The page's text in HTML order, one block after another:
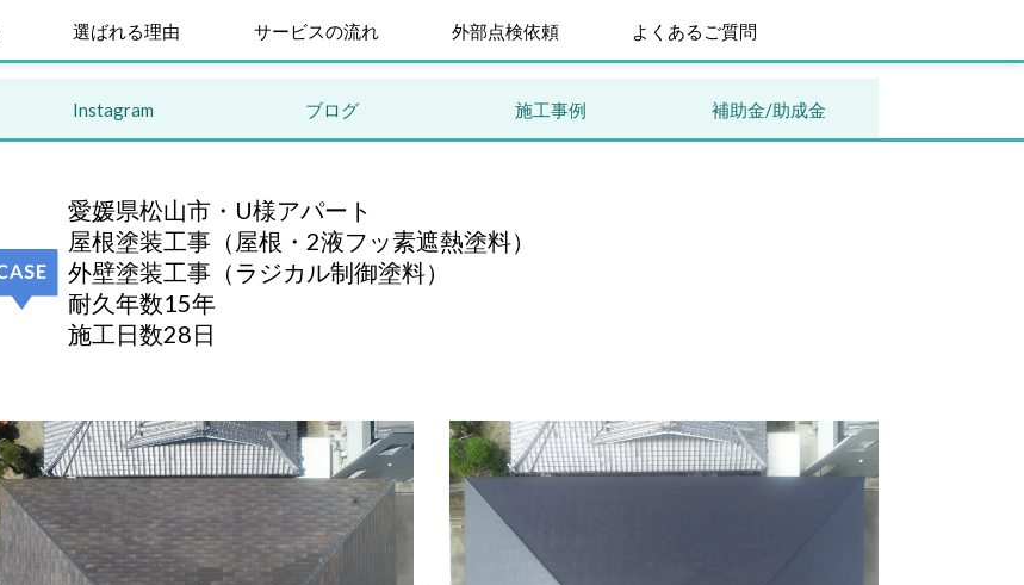
選ばれる理由 サービスの流れ 外部点検依頼 よくあるご質問
Instagram ブログ 施工事例 補助金/助成金
愛媛県松山市・U様アパート
屋根塗装工事（屋根・2液フッ素遮熱塗料）
外壁塗装工事（ラジカル制御塗料）
耐久年数15年
施工日数28日